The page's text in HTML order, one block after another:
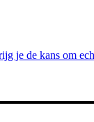
je de kans om